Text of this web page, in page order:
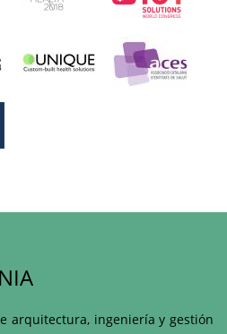
arquitectura, ingeniería y gestión